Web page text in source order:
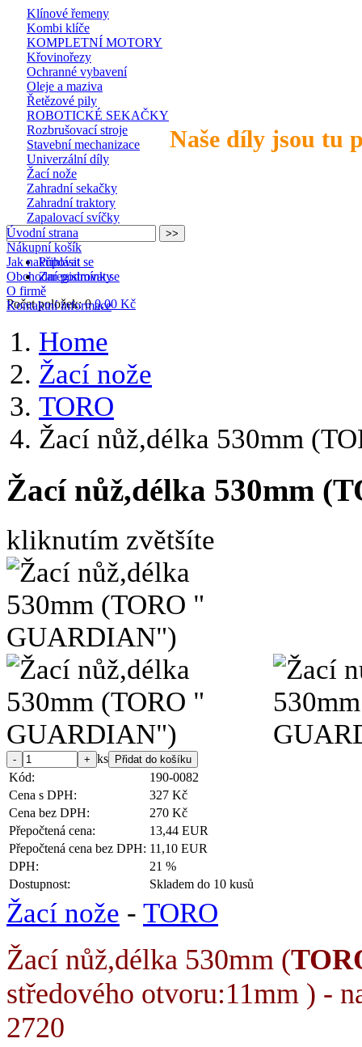
Naše díly jsou tu
Klínové řemeny
Kombi klíče
KOMPLETNÍ MOTORY
Křovinořezy
Ochranné vybavení
Oleje a maziva
Řetězové pily
ROBOTICKÉ SEKAČKY
Rozbrušovací stroje
Stavební mechanizace
Univerzální díly
Žací nože
Zahradní sekačky
Zahradní traktory
Zapalovací svíčky
Přihlásit se
Zaregistrovat se
Počet položek: 0 0,00 Kč
Úvodní strana
Nákupní košík
Jak nakupovat
Obchodní podmínky
O firmě
Kontaktní informace
Home
Žací nože
TORO
Žací nůž,délka 530mm
Žací nůž,délka 530mm
kliknutím zvětšíte
ks
Kód:
190-0082
Cena s DPH:
327 Kč
Cena bez DPH:
270 Kč
Přepočtená cena:
13,44 EUR
Přepočtená cena bez DPH: 11,10 EUR
DPH:
21 %
Dostupnost:
Skladem do 10 kusů
Žací nože - TORO
Žací nůž,délka 530mm (
středového otvoru:11mm ) -
2720